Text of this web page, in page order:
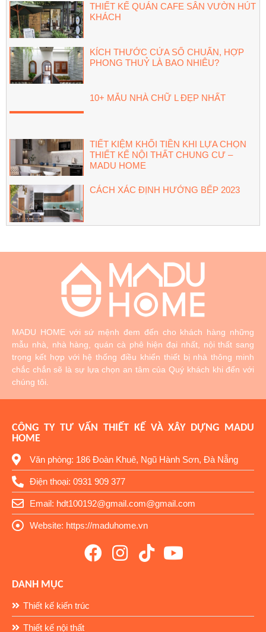
THIẾT KẾ QUÁN CAFE SÂN VƯỜN HÚT
KHÁCH
KÍCH THƯỚC CỬA SỔ CHUẨN, HỢP
PHONG THUỶ LÀ BAO NHIÊU?
10+ MẪU NHÀ CHỮ L ĐẸP NHẤT
TIẾT KIỆM KHỐI TIỀN KHI LỰA CHỌN
THIẾT KẾ NỘI THẤT CHUNG CƯ –
MADU HOME
CÁCH XÁC ĐỊNH HƯỚNG BẾP 2023
MADU HOME với sứ mệnh đem đến cho khách hàng những
mẫu nhà, nhà hàng, quán cà phê hiện đại nhất, nội thất sang
trọng kết hợp với hệ thống điều khiển thiết bị nhà thông minh
chắc chắn sẽ là sự lựa chọn an tâm của Quý khách khi đến với
chúng tôi.
CÔNG TY TƯ VẤN THIẾT KẾ VÀ XÂY DỰNG MADU
HOME
Văn phòng: 186 Đoàn Khuê, Ngũ Hành Sơn, Đà Nẵng
Điện thoại: 0931 909 377
Email: hdt100192@gmail.com@gmail.com
Website: https://maduhome.vn
DANH MỤC
Thiết kế kiến trúc
Thiết kế nội thất